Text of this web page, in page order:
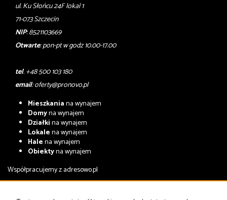
ul. Ku Słońcu 24F lokal 1
71-073 Szczecin
NIP: 8521103669
Otwarte: pon-pt w godz 10.00-17.00
tel. +48 500 103 180
email:oferty@pronovo.pl
Mieszkaniana wynajem
Domyna wynajem
Działkina wynajem
Lokalena wynajem
Halena wynajem
Obiektyna wynajem
Współpracujemy zadresowo.pl